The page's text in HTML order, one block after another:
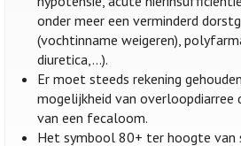
onder meer een verminderd
(vochtinname weigeren),
diuretica,...).
Er moet steeds rekening
mogelijkheid van overloopdiarree
van een fecaloom.
Het symbool 80+ ter hoogte van